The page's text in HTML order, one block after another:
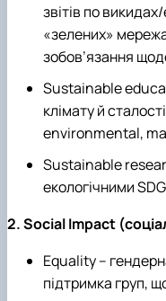
звітів по
«зелених»
зобов’язання
Sustainable
клімату й
environmental,
Sustainable
екологічними
2. Social Impact
Equality –
підтримка груп,